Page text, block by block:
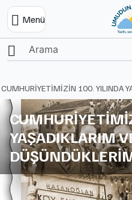
Menü
Ana Sayfa
CUMHURİYETİMİZİN 100. YILINDA
YAŞADIKLARIM